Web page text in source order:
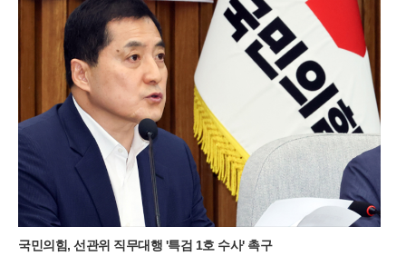
트레킹 성지로 급부상했다.민둥산 돌리네의 가장 큰 매력은 주변
능선이 물 표면에 그대로 비치는 투명한 반영에 있다. 초록빛 억
새 군락이 물웅덩이를 감싸 안은 모습은 마치 정교하게 연출된
컴퓨터 배경 화면을 연상케 한다. 과거 주민들이 산나물 채취를
위해 매년 불을 놓았던 습관 덕분에 정상부에 나무가 거의 없는
독특한 지형이 형성되었고, 이는 오히려 돌리네의 탁 트인 조망
을 확보하는 결과가 되었다. 북쪽 언덕에 홀로 서 있는 나무 한 그
루는 광활한 초원 위에서 보석처럼 빛나며 사진 작가들과 젊은
층의 출사 포인트로 사랑받고 있다.이곳의 날씨는 고지대 특유의
변화무쌍함을 간직하고 있어 방문객들에게 매번 다른 감동을 선
사한다. 맑은 날의 청량한 풍경도 일품이지만, 갑작스럽게 골바
람을 타고 밀려오는 운해는 돌리네를 순식간에 신비로운 안개 속
으로 밀어 넣는다. 구름에 휩싸인 물웅덩이는 마치 전설 속의 성
지처럼 경건한 분위기를 자아내며 제주도의 삼성혈을 떠올리게
국민의힘, 선관위 직무대행 '특검 1호 수사' 촉구